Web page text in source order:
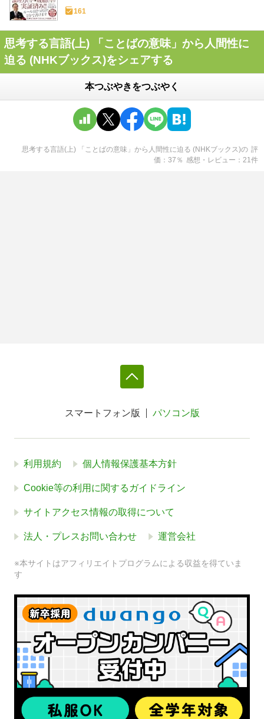
161
思考する言語(上) 「ことばの意味」から人間性に
迫る (NHKブックス)をシェアする
本つぶやきをつぶやく
思考する言語(上) 「ことばの意味」から人間性に迫る (NHKブックス)の 評
価
37 ％ 感想・レビュー 21件
スマートフォン版 パソコン版
利用規約 個人情報保護基本方針
Cookie等の利用に関するガイドライン
サイトアクセス情報の取得について
法人・プレスお問い合わせ 運営会社
※本サイトはアフィリエイトプログラムによる収益を得ていま
す